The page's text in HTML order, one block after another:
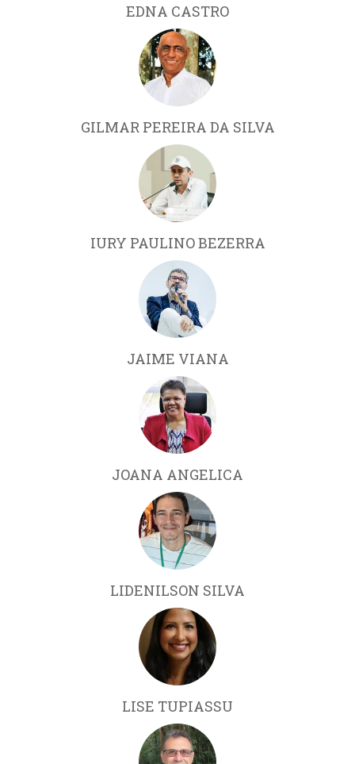
EDNA CASTRO
GILMAR PEREIRA DA SILVA
IURY PAULINO BEZERRA
JAIME VIANA
JOANA ANGELICA
LIDENILSON SILVA
LISE TUPIASSU